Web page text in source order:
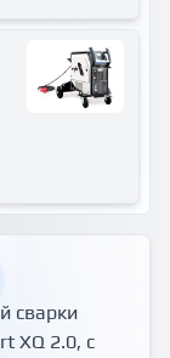
сварки
XQ 2.0, с